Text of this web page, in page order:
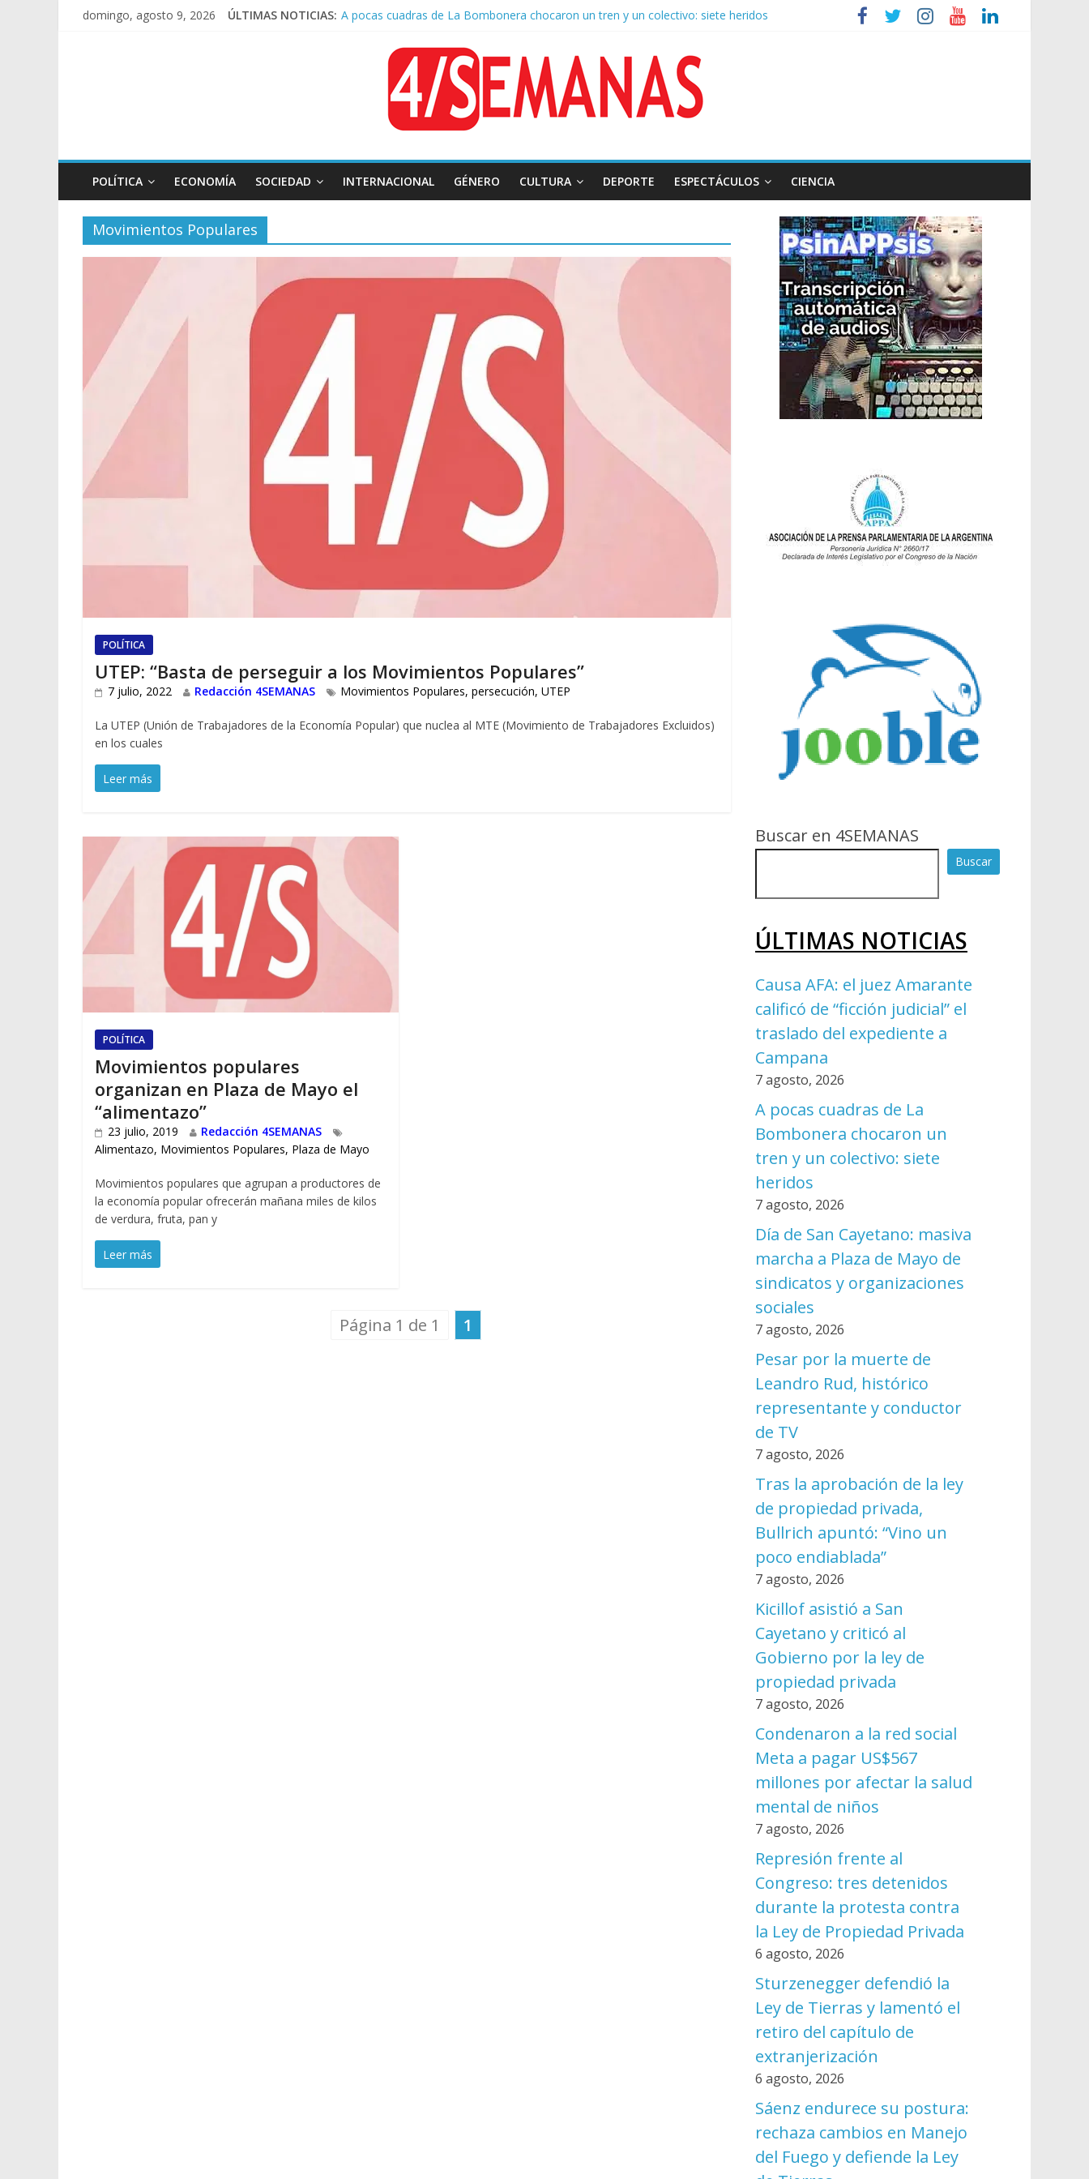
domingo, agosto 9, 2026 ÚLTIMAS NOTICIAS: A pocas cuadras de La Bombonera chocaron un tren y un colectivo: siete heridos
Pesar por la muerte de Leandro Rud, histórico representante y conductor de TV
Tras la aprobación de la ley de propiedad privada, Bullrich apuntó: “Vino un poco endiablada”
POLÍTICA ECONOMÍA SOCIEDAD INTERNACIONAL GÉNERO CULTURA DEPORTE ESPECTÁCULOS CIENCIA
Movimientos Populares
POLÍTICA
UTEP: “Basta de perseguir a los Movimientos Populares”
7 julio, 2022 Redacción 4SEMANAS Movimientos Populares, persecución, UTEP
La UTEP (Unión de Trabajadores de la Economía Popular) que nuclea al MTE (Movimiento de Trabajadores Excluidos)
en los cuales
Leer más
POLÍTICA
Movimientos populares
organizan en Plaza de Mayo el
“alimentazo”
23 julio, 2019
Redacción 4SEMANAS
Alimentazo, Movimientos Populares, Plaza de Mayo
Movimientos populares que agrupan a productores de
la economía popular ofrecerán mañana miles de kilos
de verdura, fruta, pan y
Leer más
Página 1 de 1 1
Buscar en 4SEMANAS
Buscar
ÚLTIMAS NOTICIAS
Causa AFA: el juez Amarante
calificó de “ficción judicial” el
traslado del expediente a
Campana
7 agosto, 2026
A pocas cuadras de La
Bombonera chocaron un
tren y un colectivo: siete
heridos
7 agosto, 2026
Día de San Cayetano: masiva
marcha a Plaza de Mayo de
sindicatos y organizaciones
sociales
7 agosto, 2026
Pesar por la muerte de
Leandro Rud, histórico
representante y conductor
de TV
7 agosto, 2026
Tras la aprobación de la ley
de propiedad privada,
Bullrich apuntó: “Vino un
poco endiablada”
7 agosto, 2026
Kicillof asistió a San
Cayetano y criticó al
Gobierno por la ley de
propiedad privada
7 agosto, 2026
Condenaron a la red social
Meta a pagar US$567
millones por afectar la salud
mental de niños
7 agosto, 2026
Represión frente al
Congreso: tres detenidos
durante la protesta contra
la Ley de Propiedad Privada
6 agosto, 2026
Sturzenegger defendió la
Ley de Tierras y lamentó el
retiro del capítulo de
extranjerización
6 agosto, 2026
Sáenz endurece su postura:
rechaza cambios en Manejo
del Fuego y defiende la Ley